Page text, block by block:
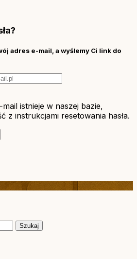
adres e-mail, a wyślemy Ci link do
istnieje w naszej bazie,
z instrukcjami resetowania hasła.
Szukaj